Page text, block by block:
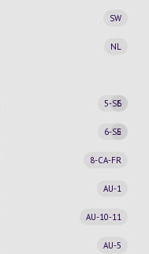
SW
NL
5-SE
6
6-SE
5
8-CA-FR
AU-1
AU-10-11
AU-5